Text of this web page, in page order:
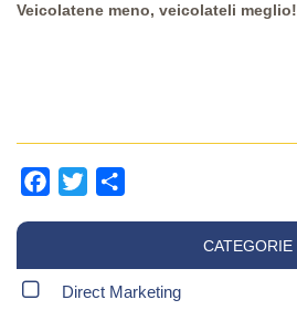
Veicolatene meno, veicolateli meglio!
Facebook
Twitter
CATEGORIE
Direct Marketing